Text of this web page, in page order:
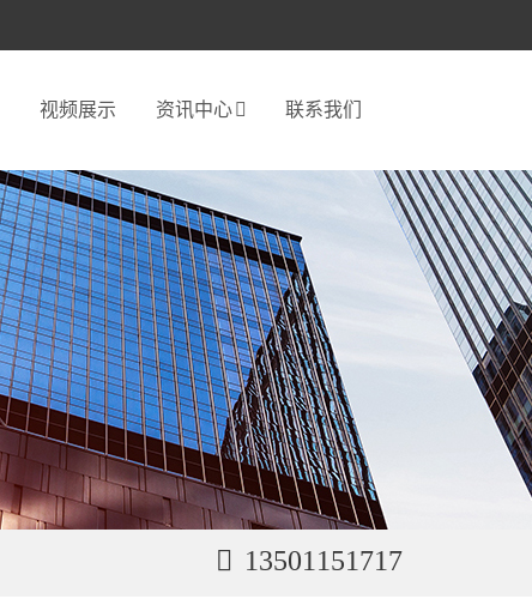
视频展示 资讯中心 联系我们
13501151717